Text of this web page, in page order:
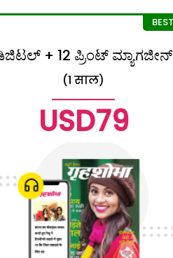
+ 12 ಪ್ರಿಂಟ್ ಮ್ಯಾಗಜೀನ್
(1 साल)
USD79